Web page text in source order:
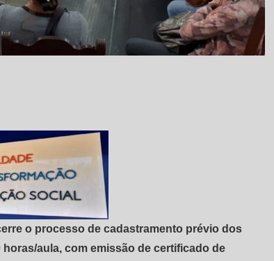
o processo de cadastramento prévio dos
aula, com emissão de certificado de